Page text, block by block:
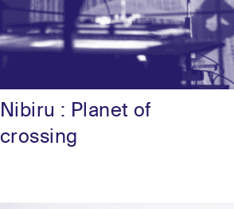
Nibiru : Planet of
crossing